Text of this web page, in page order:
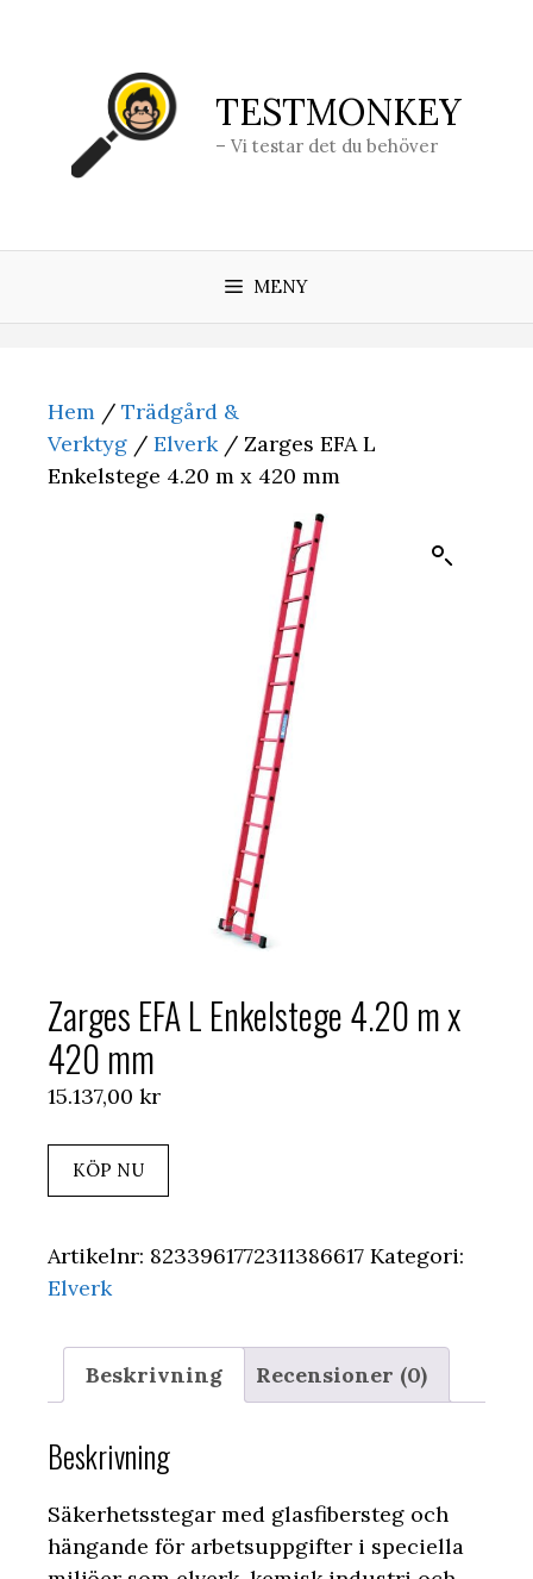
TESTMONKEY
– Vi testar det du behöver
MENY
Hem / Trädgård &
Verktyg / Elverk/ Zarges EFA L
Enkelstege 4.20 m x 420 mm
Zarges EFA L Enkelstege 4.20 m x
420 mm
15.137,00 kr
KÖP NU
Artikelnr: 8233961772311386617 Kategori:
Elverk
Beskrivning Recensioner (0)
Beskrivning
Säkerhetsstegar med glasfibersteg och
hängande för arbetsuppgifter i speciella